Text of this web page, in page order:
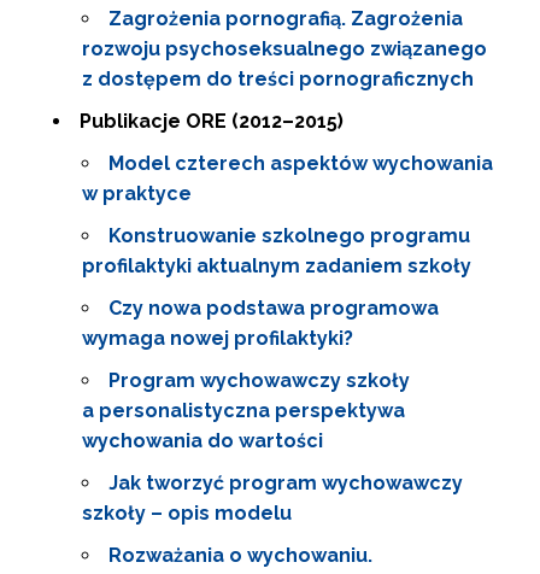
Zagrożenia pornografią. Zagrożenia
rozwoju psychoseksualnego związanego
z dostępem do treści pornograficznych
Publikacje ORE (2012–2015)
Model czterech aspektów wychowania
w praktyce
Konstruowanie szkolnego programu
profilaktyki aktualnym zadaniem szkoły
Czy nowa podstawa programowa
wymaga nowej profilaktyki?
Program wychowawczy szkoły
a personalistyczna perspektywa
wychowania do wartości
Jak tworzyć program wychowawczy
szkoły – opis modelu
Rozważania o wychowaniu.